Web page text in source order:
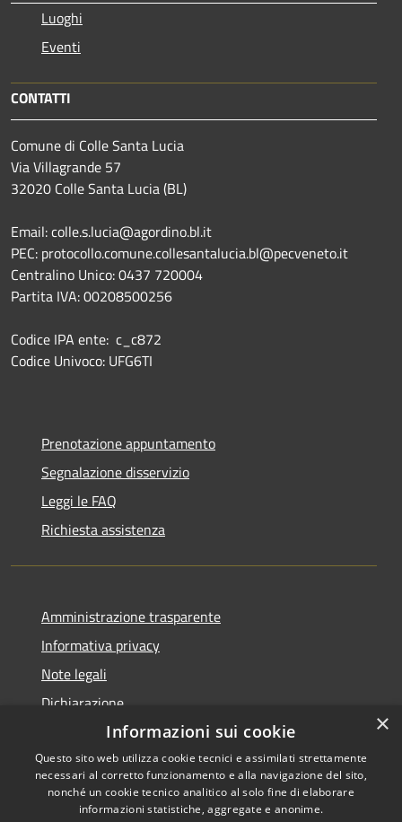
Luoghi
Eventi
CONTATTI
Comune di Colle Santa Lucia
Via Villagrande 57
32020 Colle Santa Lucia (BL)
Email: colle.s.lucia@agordino.bl.it
PEC: protocollo.comune.collesantalucia.bl@pecveneto.it
Centralino Unico: 0437 720004
Partita IVA: 00208500256
Codice IPA ente: c_c872
Codice Univoco: UFG6TI
Prenotazione appuntamento
Segnalazione disservizio
Leggi le FAQ
Richiesta assistenza
Amministrazione trasparente
Informativa privacy
Note legali
Dichiarazione
di accessibilità
Copyright © 2026 • Comune di
×
Informazioni sui cookie
Questo sito web utilizza cookie tecnici e assimilati strettamente
necessari al corretto funzionamento e alla navigazione del sito,
nonché un cookie tecnico analitico al solo fine di elaborare
informazioni statistiche, aggregate e anonime.